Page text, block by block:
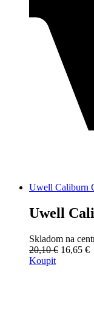
Uwell Caliburn
Uwell
Skladom na
20,10 € 16,65 €
Koupit